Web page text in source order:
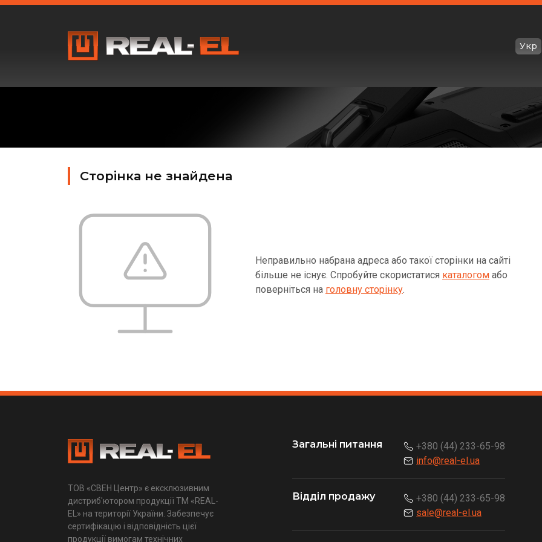
Укр
Сторінка не знайдена
Неправильно набрана адреса або такої сторінки на сайті
більше не існує. Спробуйте скористатися каталогом або
поверніться на головну сторінку.
ТОВ «СВЕН Центр» є ексклюзивним
дистриб'ютором продукції ТМ «REAL-
EL» на території України. Забезпечує
сертифікацію і відповідність цієї
продукції вимогам технічних
Загальні питання
+380 (44) 233-65-98
info@real-el.ua
Відділ продажу
+380 (44) 233-65-98
sale@real-el.ua